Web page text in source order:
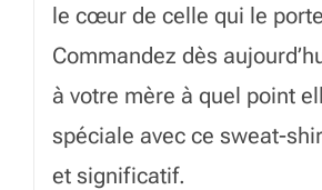
le cœur de celle qui le
Commandez dès
à votre mère à quel point
spéciale avec ce sweat-
et significatif.